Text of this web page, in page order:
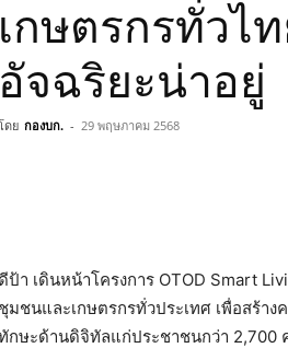
เกษตรกรทั่วไ
อัจฉริยะน่าอยู่
ดย กองบก. - 29 พฤษภาคม 2568
ดีป้า เดินหน้าโครงการ OTOD Smart
ชุมชนและเกษตรกรทั่วประเทศ เพื่อสร้า
กษะด้านดิจิทัลแก่ประชาชนกว่า 2,700